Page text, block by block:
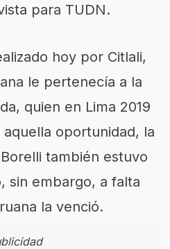
para TUDN.
hoy por Citlali,
le pertenecía a la
quien en Lima 2019
oportunidad, la
también estuvo
sin embargo, a falta
la venció.